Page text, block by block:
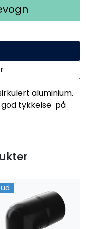
aluminium.
tykkelse på